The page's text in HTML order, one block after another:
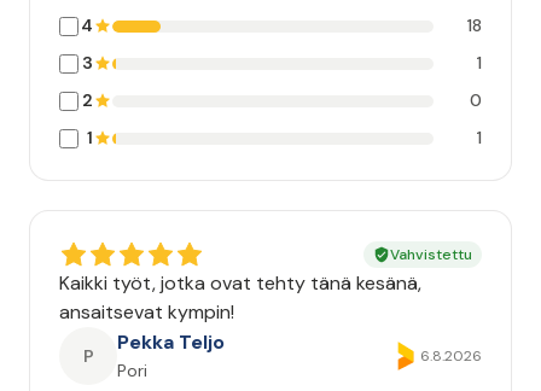
4
18
3
1
2
0
1
1
Vahvistettu
Kaikki työt, jotka ovat tehty tänä kesänä,
ansaitsevat kympin!
P
Pekka Teljo
Pori
6.8.2026